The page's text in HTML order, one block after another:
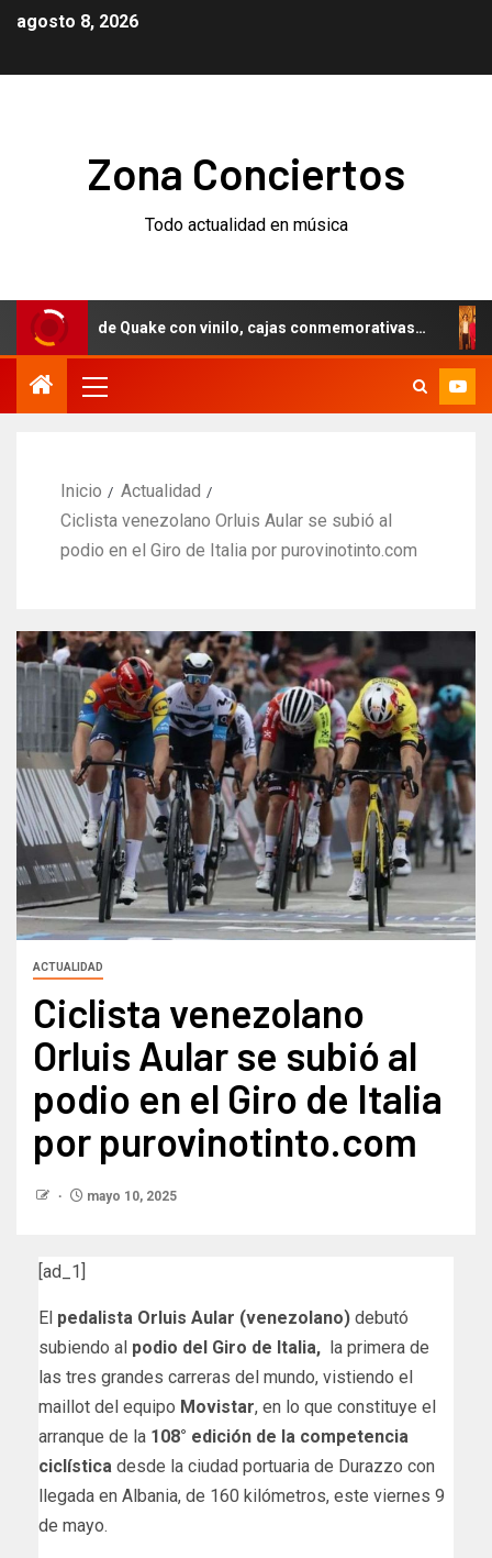
agosto 8, 2026
Zona Conciertos
Todo actualidad en música
de Quake con vinilo, cajas conmemorativas…
Inicio
Actualidad
Ciclista venezolano Orluis Aular se subió al
podio en el Giro de Italia por purovinotinto.com
ACTUALIDAD
Ciclista venezolano
Orluis Aular se subió al
podio en el Giro de Italia
por purovinotinto.com
mayo 10, 2025
[ad_1]
El pedalista Orluis Aular (venezolano) debutó
subiendo al podio del Giro de Italia, la primera de
las tres grandes carreras del mundo, vistiendo el
maillot del equipo Movistar, en lo que constituye el
arranque de la 108° edición de la competencia
ciclística desde la ciudad portuaria de Durazzo con
llegada en Albania, de 160 kilómetros, este viernes 9
de mayo.